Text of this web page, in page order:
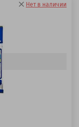
Нет в наличии